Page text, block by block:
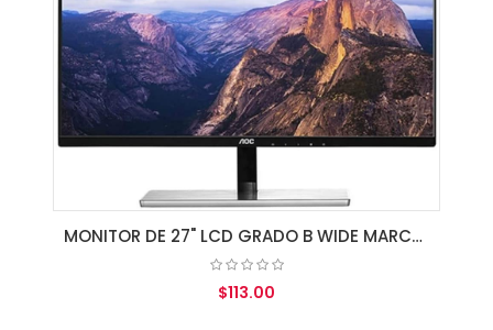
MONITOR DE 27" LCD GRADO B WIDE MARCAS VARIAS
$113.00